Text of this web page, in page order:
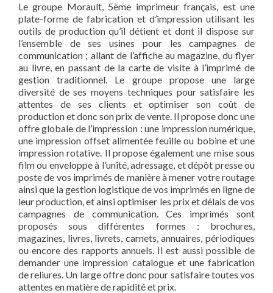
Le groupe Morault, 5ème imprimeur français, est une
plate-forme de fabrication et d’impression utilisant les
outils de production qu’il détient et dont il dispose sur
l’ensemble de ses usines pour les campagnes de
communication ; allant de l’affiche au magazine, du flyer
au livre, en passant de la carte de visite à l’imprimé de
gestion traditionnel. Le groupe propose une large
diversité de ses moyens techniques pour satisfaire les
attentes de ses clients et optimiser son coût de
production et donc son prix de vente. Il propose donc une
offre globale de l’impression : une impression numérique,
une impression offset alimentée feuille ou bobine et une
impression rotative. Il propose également une mise sous
film ou enveloppe à l’unité, adressage, et dépôt presse ou
poste de vos imprimés de manière à mener votre routage
ainsi que la gestion logistique de vos imprimés en ligne de
leur production, et ainsi optimiser les prix et délais de vos
campagnes de communication. Ces imprimés sont
proposés sous différentes formes : brochures,
magazines, livres, livrets, carnets, annuaires, périodiques
ou encore des rapports annuels. Il est aussi possible de
demander une impression catalogue et une fabrication
de reliures. Un large offre donc pour satisfaire toutes vos
attentes en matière de rapidité et prix.